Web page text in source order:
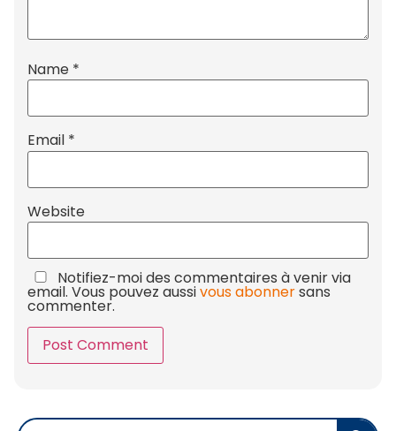
Name *
Email *
Website
Notifiez-moi des commentaires à venir via
email. Vous pouvez aussivous abonnersans
commenter.